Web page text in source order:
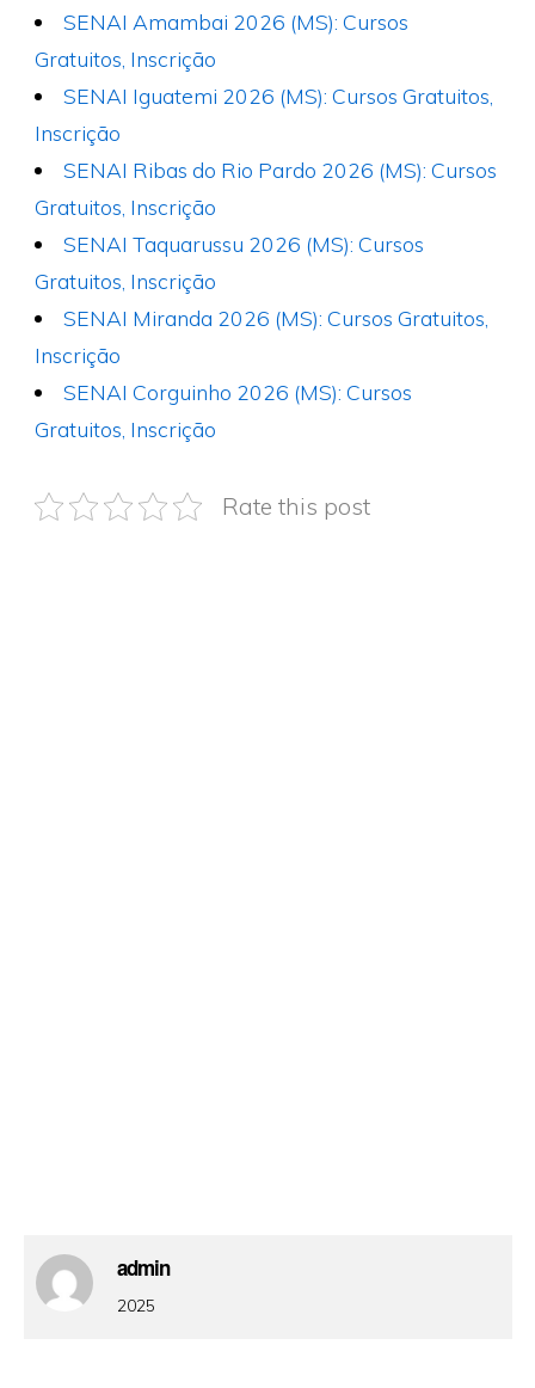
SENAI Amambai 2026 (MS): Cursos
Gratuitos, Inscrição
SENAI Iguatemi 2026 (MS): Cursos Gratuitos,
Inscrição
SENAI Ribas do Rio Pardo 2026 (MS): Cursos
Gratuitos, Inscrição
SENAI Taquarussu 2026 (MS): Cursos
Gratuitos, Inscrição
SENAI Miranda 2026 (MS): Cursos Gratuitos,
Inscrição
SENAI Corguinho 2026 (MS): Cursos
Gratuitos, Inscrição
Rate this post
admin
2025